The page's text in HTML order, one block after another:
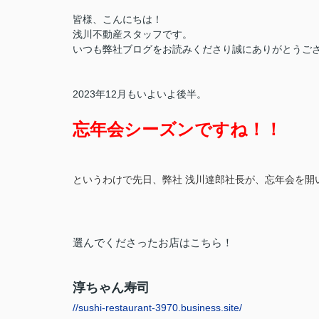
皆様、こんにちは！
浅川不動産スタッフです。
いつも弊社ブログをお読みくださり誠にありがとうご
2023年12月もいよいよ後半。
忘年会シーズンですね！！
というわけで先日、弊社 浅川達郎社長が、忘年会を
選んでくださったお店はこちら！
淳ちゃん寿司
//sushi-restaurant-3970.business.site/